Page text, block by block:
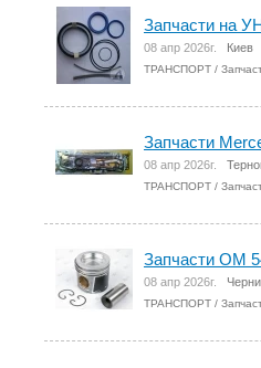
Запчасти на
08 апр 2026г. Киев
ТРАНСПОРТ /
Запчасти
08 апр 2026г.
ТРАНСПОРТ /
Запчасти ОМ
08 апр 2026г.
ТРАНСПОРТ /